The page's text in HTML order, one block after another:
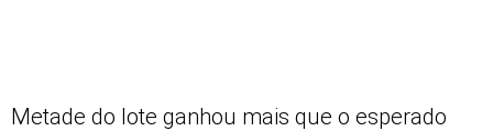
Metade do lote ganhou mais que o esperado